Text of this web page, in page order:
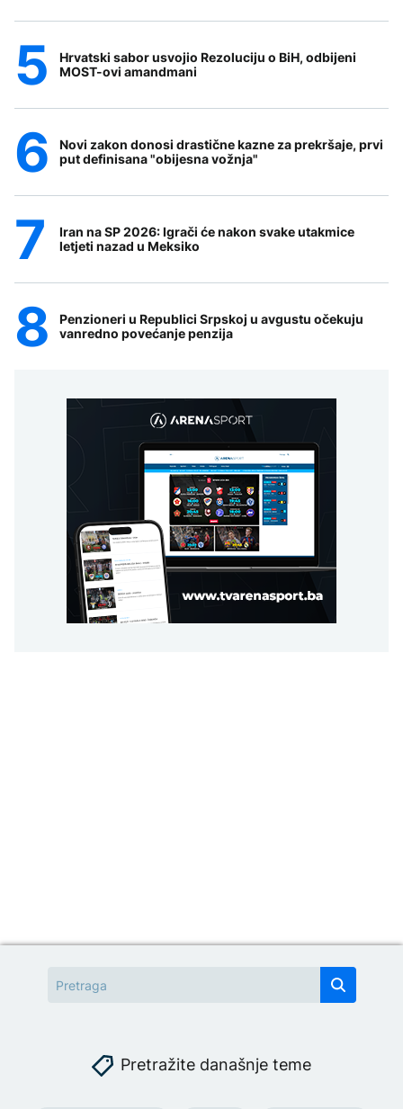
Hrvatski sabor usvojio Rezoluciju o BiH, odbijeni
MOST-ovi amandmani
Novi zakon donosi drastične kazne za prekršaje, prvi
put definisana "obijesna vožnja"
Iran na SP 2026: Igrači će nakon svake utakmice
letjeti nazad u Meksiko
Penzioneri u Republici Srpskoj u avgustu očekuju
vanredno povećanje penzija
Pretražite današnje teme